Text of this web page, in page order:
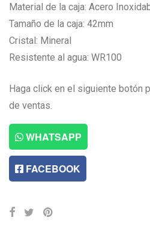
Material de la caja: Acero
Tamaño de la caja: 42mm
Cristal: Mineral
Resistente al agua: WR100
Haga click en el siguiente botón
de ventas.
WHATSAPP
FACEBOOK